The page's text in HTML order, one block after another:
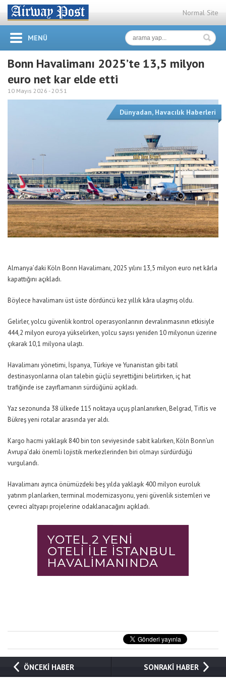
Normal Site
MENÜ
Bonn Havalimanı 2025’te 13,5 milyon
euro net kar elde etti
10 Mayıs 2026 -20:51
Dünyadan, Havacılık Haberleri
Almanya’daki Köln Bonn Havalimanı, 2025 yılını 13,5 milyon euro net kârla
kapattığını açıkladı.
Böylece havalimanı üst üste dördüncü kez yıllık kâra ulaşmış oldu.
Gelirler, yolcu güvenlik kontrol operasyonlarının devralınmasının etkisiyle
444,2 milyon euroya yükselirken, yolcu sayısı yeniden 10 milyonun üzerine
çıkarak 10,1 milyona ulaştı.
Havalimanı yönetimi, İspanya, Türkiye ve Yunanistan gibi tatil
destinasyonlarına olan talebin güçlü seyrettiğini belirtirken, iç hat
trafiğinde ise zayıflamanın sürdüğünü açıkladı.
Yaz sezonunda 38 ülkede 115 noktaya uçuş planlanırken, Belgrad, Tiflis ve
Bükreş yeni rotalar arasında yer aldı.
Kargo hacmi yaklaşık 840 bin ton seviyesinde sabit kalırken, Köln Bonn’un
Avrupa’daki önemli lojistik merkezlerinden biri olmayı sürdürdüğü
vurgulandı.
Havalimanı ayrıca önümüzdeki beş yılda yaklaşık 400 milyon euroluk
yatırım planlarken, terminal modernizasyonu, yeni güvenlik sistemleri ve
çevreci altyapı projelerine odaklanacağını açıkladı.
ÖNCEKİ HABER SONRAKİ HABER